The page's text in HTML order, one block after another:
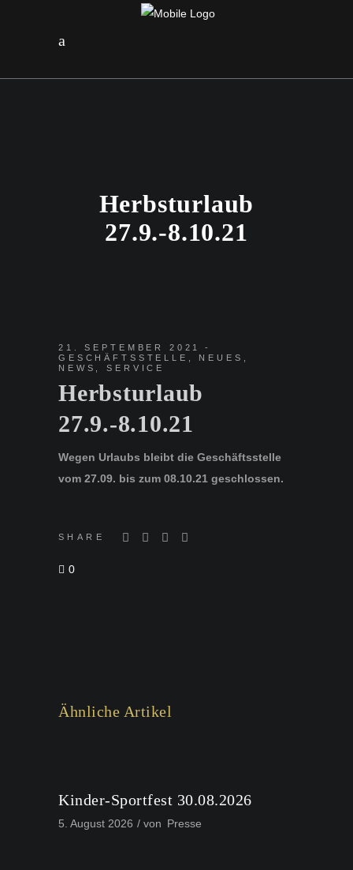
Herbsturlaub
27.9.-8.10.21
21. SEPTEMBER 2021
GESCHÄFTSSTELLE
NEUES
NEWS
,SERVICE
Herbsturlaub
27.9.-8.10.21
Wegen Urlaubs bleibt die Geschäftsstelle
vom 27.09. bis zum 08.10.21 geschlossen.
SHARE
0
Ähnliche Artikel
Kinder-Sportfest 30.08.2026
5. August 2026 von Presse